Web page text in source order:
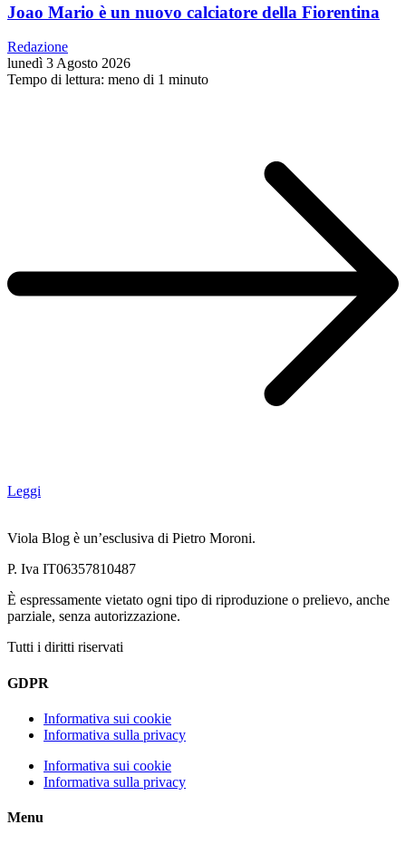
Joao Mario è un nuovo calciatore della Fiorentina
Redazione
lunedì 3 Agosto 2026
Tempo di lettura: meno di 1 minuto
Leggi
Viola Blog è un’esclusiva di Pietro Moroni.
P. Iva IT06357810487
È espressamente vietato ogni tipo di riproduzione o prelievo, anche
parziale, senza autorizzazione.
Tutti i diritti riservati
GDPR
Informativa sui cookie
Informativa sulla privacy
Informativa sui cookie
Informativa sulla privacy
Menu